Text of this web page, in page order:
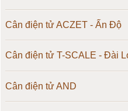
Cân điện tử ACZET - Ấn Độ
Cân điện tử T-SCALE - Đài
Cân điện tử AND